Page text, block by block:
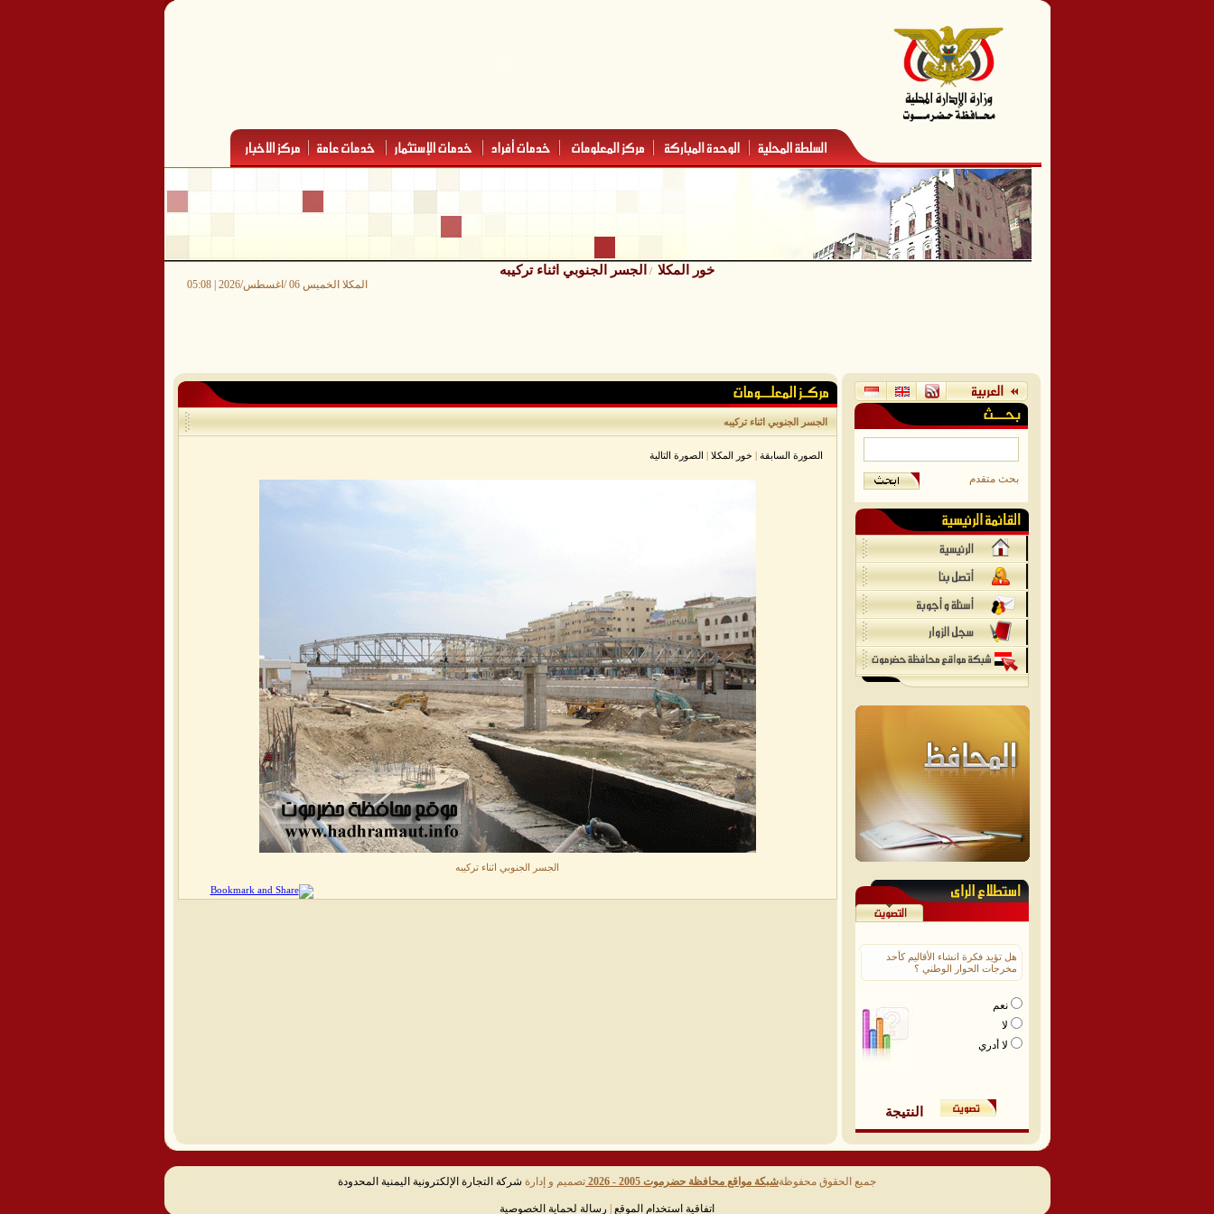
خور المكلا / الجسر الجنوبي اثناء تركيبه
المكلا الخميس 06 /اغسطس/2026 | 05:08
الجسر الجنوبي اثناء تركيبه
الصورة السابقة | خور المكلا | الصورة التالية
الجسر الجنوبي اثناء تركيبه
بحث متقدم
هل تؤيد فكرة انشاء الأقاليم كأحد
مخرجات الحوار الوطني ؟
نعم
لا
لا أدري
النتيجة
جميع الحقوق محفوظةشبكة مواقع محافظة حضرموت 2005 - 2026 تصميم و إدارة شركة التجارة الإلكترونية اليمنية المحدودة
اتفاقية استخدام الموقع رسالة لحماية الخصوصية